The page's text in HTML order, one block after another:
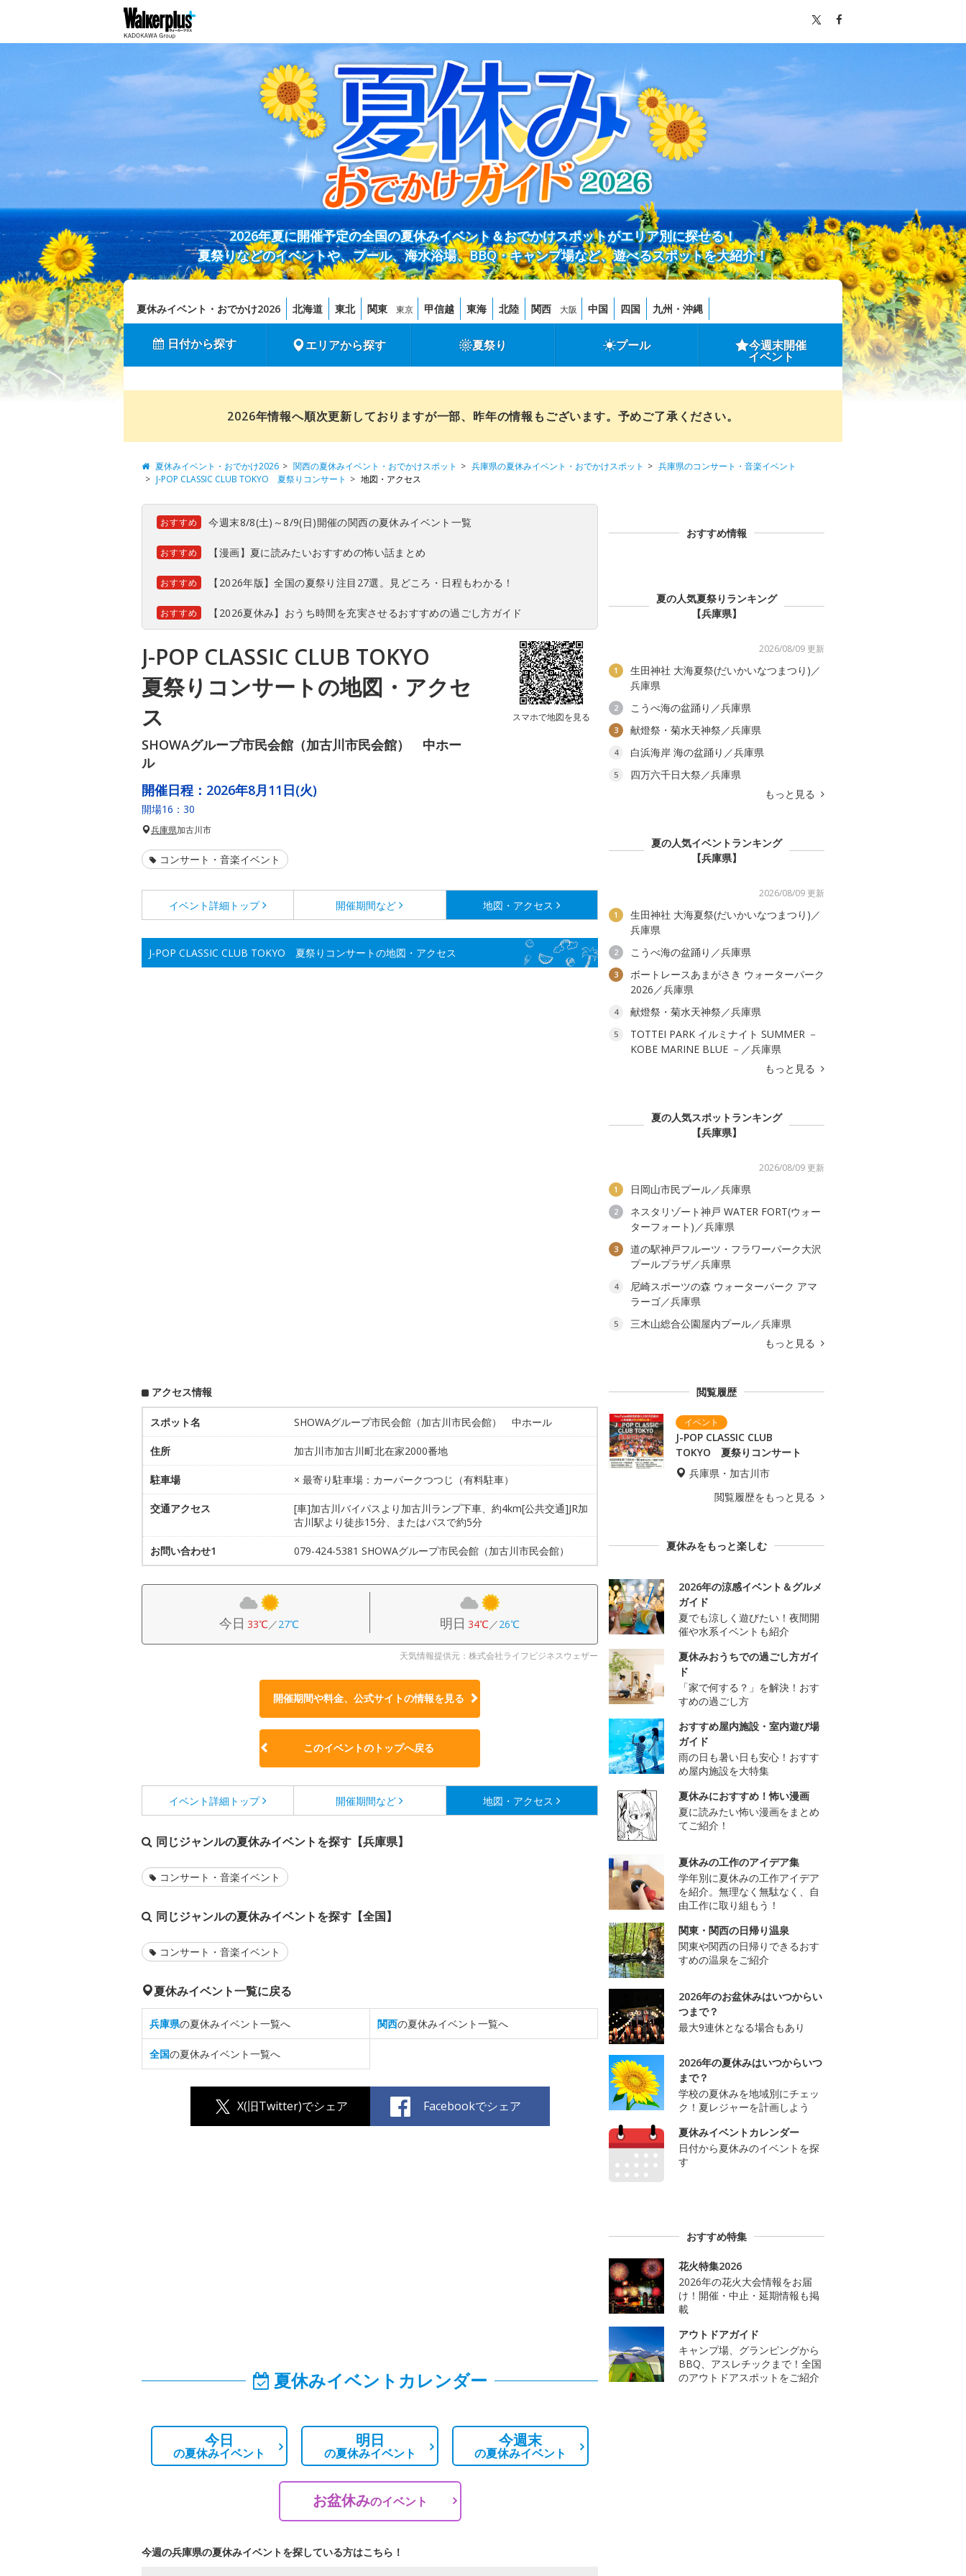
2026年夏に開催予定の全国の夏休みイベント＆おでかけスポットがエリア別に探せる！
夏祭りなどのイベントや、プール、海水浴場、BBQ・キャンプ場など、遊べるスポットを大紹介！
夏休みイベント・おでかけ2026 北海道 東北 関東 東京 甲信越 東海 北陸 関西 大阪 中国 四国 九州・沖縄
日付から探す エリアから探す 夏祭り プール 今週末開催
イベント
2026年情報へ順次更新しておりますが一部、昨年の情報もございます。予めご了承ください。
夏休みイベント・おでかけ2026 関西の夏休みイベント・おでかけスポット 兵庫県の夏休みイベント・おでかけスポット
兵庫県のコンサート・音楽イベント
J-POP CLASSIC CLUB TOKYO 夏祭りコンサート
地図・アクセス
おすすめ 今週末8/8(土)～8/9(日)開催の関西の夏休みイベント一覧
おすすめ 【漫画】夏に読みたいおすすめの怖い話まとめ
おすすめ 【2026年版】全国の夏祭り注目27選。見どころ・日程もわかる！
おすすめ 【2026夏休み】おうち時間を充実させるおすすめの過ごし方ガイド
J-POP CLASSIC CLUB TOKYO
夏祭りコンサートの地図・アクセ
ス
SHOWAグループ市民会館（加古川市民会館） 中ホー
ル
スマホで地図を見る
開催日程： 2026年8月11日(火)
開場16：30
兵庫県加古川市
コンサート・音楽イベント
イベント詳細 トップ 開催期間など 地図・アクセス
J-POP CLASSIC CLUB TOKYO 夏祭りコンサートの地図・アクセス
アクセス情報
スポット名 SHOWAグループ市民会館（加古川市民会館） 中ホール
住所 加古川市加古川町北在家2000番地
駐車場 × 最寄り駐車場：カーパークつつじ（有料駐車）
交通アクセス
[車]加古川バイパスより加古川ランプ下車、約4km[公共交通]JR加
古川駅より徒歩15分、またはバスで約5分
お問い合わせ1 079-424-5381 SHOWAグループ市民会館（加古川市民会館）
今日 33℃／27℃ 明日 34℃／26℃
天気情報提供元：株式会社ライフビジネスウェザー
開催期間や料金、公式サイトの情報を見る
このイベントのトップへ戻る
イベント詳細 トップ 開催期間など 地図・アクセス
同じジャンルの夏休みイベントを探す【兵庫県】
コンサート・音楽イベント
同じジャンルの夏休みイベントを探す【全国】
コンサート・音楽イベント
夏休みイベント一覧に戻る
兵庫県の夏休みイベント一覧へ 関西の夏休みイベント一覧へ
全国の夏休みイベント一覧へ
X(旧Twitter)でシェア Facebookでシェア
夏休みイベントカレンダー
今日
の夏休みイベント
明日
の夏休みイベント
今週末
の夏休みイベント
お盆休みのイベント
今週の兵庫県の夏休みイベントを探している方はこちら！
おすすめ情報
夏の人気夏祭りランキング
【兵庫県】
2026/08/09 更新
1
生田神社 大海夏祭(だいかいなつまつり)／
兵庫県
2 こうべ海の盆踊り／兵庫県
3 献燈祭・菊水天神祭／兵庫県
4 白浜海岸 海の盆踊り／兵庫県
5
四万六千日大祭／兵庫県
もっと見る
夏の人気イベントランキング
【兵庫県】
2026/08/09 更新
1
生田神社 大海夏祭(だいかいなつまつり)／
兵庫県
2 こうべ海の盆踊り／兵庫県
3
ボートレースあまがさき ウォーターパーク
2026／兵庫県
4 献燈祭・菊水天神祭／兵庫県
5
TOTTEI PARK イルミナイト SUMMER －
KOBE MARINE BLUE －／兵庫県
もっと見る
夏の人気スポットランキング
【兵庫県】
2026/08/09 更新
1 日岡山市民プール／兵庫県
2
ネスタリゾート神戸 WATER FORT(ウォー
ターフォート)／兵庫県
3
道の駅神戸フルーツ・フラワーパーク大沢
プールプラザ／兵庫県
4
尼崎スポーツの森 ウォーターパーク アマ
ラーゴ／兵庫県
5
三木山総合公園屋内プール／兵庫県
もっと見る
閲覧履歴
J-POP CLASSIC CLUB
TOKYO 夏祭りコンサート
兵庫県・加古川市
閲覧履歴をもっと見る
夏休みをもっと楽しむ
2026年の涼感イベント＆グルメ
ガイド
夏でも涼しく遊びたい！夜間開
催や水系イベントも紹介
夏休みおうちでの過ごし方ガイ
ド
「家で何する？」を解決！おす
すめの過ごし方
おすすめ屋内施設・室内遊び場
ガイド
雨の日も暑い日も安心！おすす
め屋内施設を大特集
夏休みにおすすめ！怖い漫画
夏に読みたい怖い漫画をまとめ
てご紹介！
夏休みの工作のアイデア集
学年別に夏休みの工作アイデア
を紹介。無理なく無駄なく、自
由工作に取り組もう！
関東・関西の日帰り温泉
関東や関西の日帰りできるおす
すめの温泉をご紹介
2026年のお盆休みはいつからい
つまで？
最大9連休となる場合もあり
2026年の夏休みはいつからいつ
まで？
学校の夏休みを地域別にチェッ
ク！夏レジャーを計画しよう
夏休みイベントカレンダー
日付から夏休みのイベントを探
す
おすすめ特集
花火特集2026
2026年の花火大会情報をお届
け！開催・中止・延期情報も掲
載
アウトドアガイド
キャンプ場、グランピングから
BBQ、アスレチックまで！全国
のアウトドアスポットをご紹介